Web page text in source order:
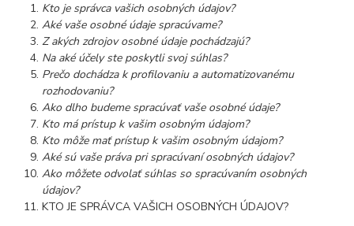
Kto je správca vašich osobných údajov?
Aké vaše osobné údaje spracúvame?
Z akých zdrojov osobné údaje pochádzajú?
Na aké účely ste poskytli svoj súhlas?
Prečo dochádza k profilovaniu a automatizovanému
rozhodovaniu?
Ako dlho budeme spracúvať vaše osobné údaje?
Kto má prístup k vašim osobným údajom?
Kto môže mať prístup k vašim osobným údajom?
Aké sú vaše práva pri spracúvaní osobných údajov?
Ako môžete odvolať súhlas so spracúvaním osobných
údajov?
KTO JE SPRÁVCA VAŠICH OSOBNÝCH ÚDAJOV?